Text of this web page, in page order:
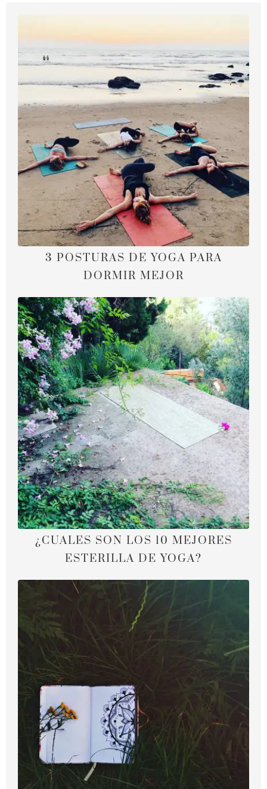
3 POSTURAS DE YOGA PARA
DORMIR MEJOR
¿CUALES SON LOS 10 MEJORES
ESTERILLA DE YOGA?